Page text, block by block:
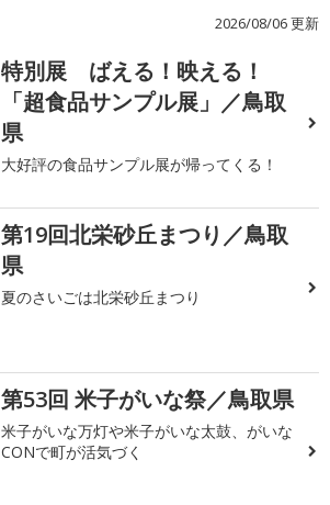
2026/08/06 更新
特別展 ばえる！映える！
「超食品サンプル展」／鳥取
県
大好評の食品サンプル展が帰ってくる！
第19回北栄砂丘まつり／鳥取
県
夏のさいごは北栄砂丘まつり
第53回 米子がいな祭／鳥取県
米子がいな万灯や米子がいな太鼓、がいな
CONで町が活気づく